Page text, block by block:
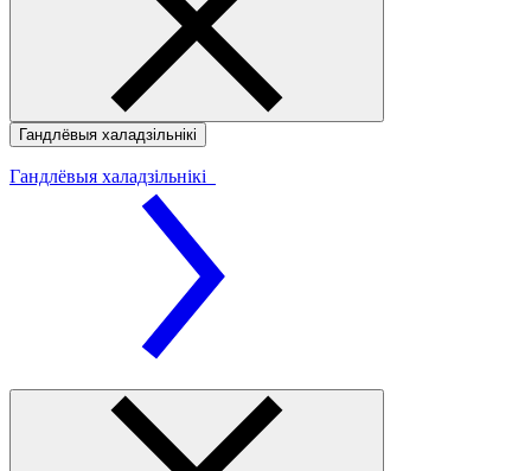
Гандлёвыя халадзільнікі
Гандлёвыя халадзільнікі